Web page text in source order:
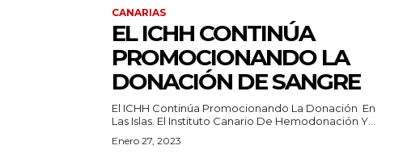
CANARIAS
EL ICHH CONTINÚA
PROMOCIONANDO LA
DONACIÓN DE SANGRE
El ICHH Continúa Promocionando La Donación En
Las Islas. El Instituto Canario De Hemodonación Y...
Enero 27, 2023